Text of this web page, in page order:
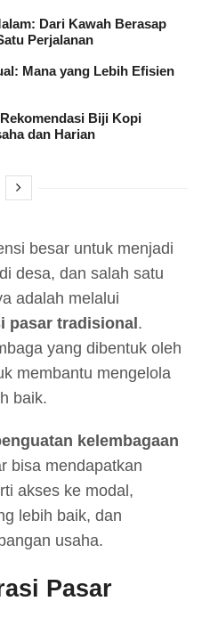
Dari Kawah Berasap
Perjalanan
Mana yang Lebih Efisien
Biji Kopi
dan Harian
besar untuk menjadi
desa, dan salah satu
adalah melalui
pasar tradisional.
yang dibentuk oleh
membantu mengelola
baik.
kelembagaan
bisa mendapatkan
akses ke modal,
lebih baik, dan
usaha.
Pasar